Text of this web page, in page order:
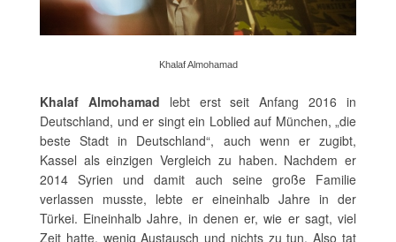
Khalaf Almohamad
Khalaf Almohamad lebt erst seit Anfang 2016 in
Deutschland, und er singt ein Loblied auf München, „die
beste Stadt in Deutschland“, auch wenn er zugibt,
Kassel als einzigen Vergleich zu haben. Nachdem er
2014 Syrien und damit auch seine große Familie
verlassen musste, lebte er eineinhalb Jahre in der
Türkei. Eineinhalb Jahre, in denen er, wie er sagt, viel
Zeit hatte, wenig Austausch und nichts zu tun. Also tat